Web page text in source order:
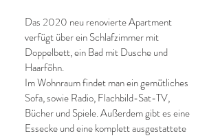
Das 2020 neu renovierte Apartment
verfügt über ein Schlafzimmer mit
Doppelbett, ein Bad mit Dusche und
Haarföhn.
Im Wohnraum findet man ein gemütliches
Sofa, sowie Radio, Flachbild-Sat-TV,
Bücher und Spiele. Außerdem gibt es eine
Essecke und eine komplett ausgestattete